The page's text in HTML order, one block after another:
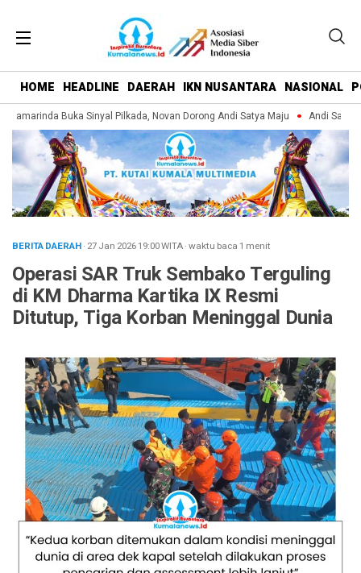
HOME HEADLINE DAERAH IKN NUSANTARA NASIONAL
Buka Sinyal Pilkada, Novan Dorong Andi Satya Maju Andi Satya
BERITA DAERAH· 27 Jan 202619:00WITA·waktu baca 1 menit
Operasi SAR Truk Sembako Terguling
di KM Dharma Kartika IX Resmi
Ditutup, Tiga Korban Meninggal Dunia